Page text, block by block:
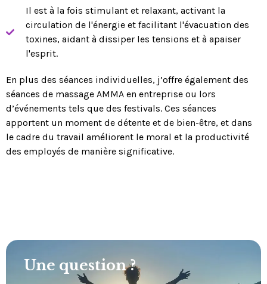
Il est à la fois stimulant et relaxant, activant la
circulation de l'énergie et facilitant l'évacuation des
toxines, aidant à dissiper les tensions et à apaiser
l'esprit.
En plus des séances individuelles, j’offre également des
séances de massage AMMA en entreprise ou lors
d’événements tels que des festivals. Ces séances
apportent un moment de détente et de bien-être, et dans
le cadre du travail améliorent le moral et la productivité
des employés de manière significative.
Une question ?